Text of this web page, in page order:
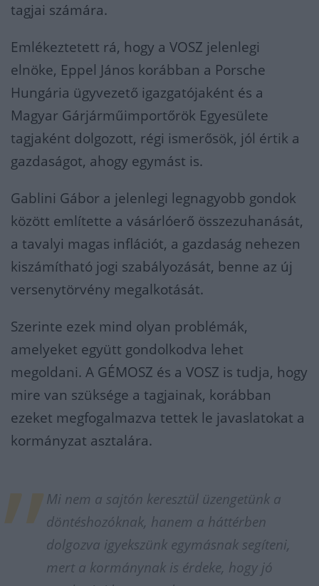
tagjai számára.
Emlékeztetett rá, hogy a VOSZ jelenlegi
elnöke, Eppel János korábban a Porsche
Hungária ügyvezető igazgatójaként és a
Magyar Gárjárműimportőrök Egyesülete
tagjaként dolgozott, régi ismerősök, jól értik a
gazdaságot, ahogy egymást is.
Gablini Gábor a jelenlegi legnagyobb gondok
között említette a vásárlóerő összezuhanását,
a tavalyi magas inflációt, a gazdaság nehezen
kiszámítható jogi szabályozását, benne az új
versenytörvény megalkotását.
Szerinte ezek mind olyan problémák,
amelyeket együtt gondolkodva lehet
megoldani. A GÉMOSZ és a VOSZ is tudja, hogy
mire van szüksége a tagjainak, korábban
ezeket megfogalmazva tettek le javaslatokat a
kormányzat asztalára.
Mi nem a sajtón keresztül üzengetünk a
döntéshozóknak, hanem a háttérben
dolgozva igyekszünk egymásnak segíteni,
mert a kormánynak is érdeke, hogy jó